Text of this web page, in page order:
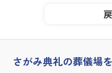
さがみ典礼の葬儀場